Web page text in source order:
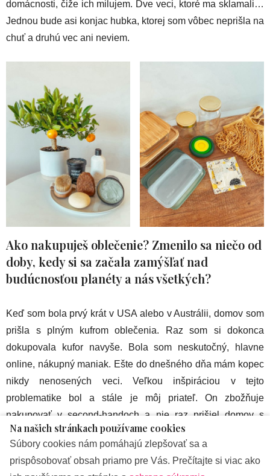
domácnosti, čiže ich milujem. Dve veci, ktoré ma sklamali…
Jednou bude asi konjac hubka, ktorej som vôbec neprišla na
chuť a druhú vec ani neviem.
Ako nakupuješ oblečenie? Zmenilo sa niečo od
doby, kedy si sa začala zamýšľať nad
budúcnosťou planéty a nás všetkých?
Keď som bola prvý krát v USA alebo v Austrálii, domov som
prišla s plným kufrom oblečenia. Raz som si dokonca
dokupovala kufor navyše. Bola som neskutočný, hlavne
online, nákupný maniak. Ešte do dnešného dňa mám kopec
nikdy nenosených veci. Veľkou inšpiráciou v tejto
problematike bol a stále je môj priateľ. On zbožňuje
nakupovať v second-handoch a nie raz prišiel domov s
úlovkami, o ktoré som ho hneď ozbíjala. Ja ale tiež chápem,
že my ženy chceme byť krásne, chceme sa páčiť a dobre sa
cítiť. Preto, ak nakupujete vo veľkom, voľte udržateľné
Na našich stránkach používame cookies
Súbory cookies nám pomáhajú zlepšovať sa a
prispôsobovať obsah priamo pre Vás. Prečítajte si viac ako